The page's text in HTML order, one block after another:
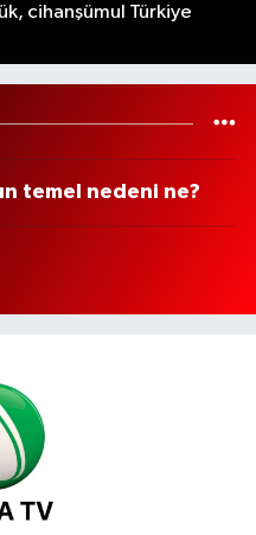
cihanşümul Türkiye
temel nedeni ne?